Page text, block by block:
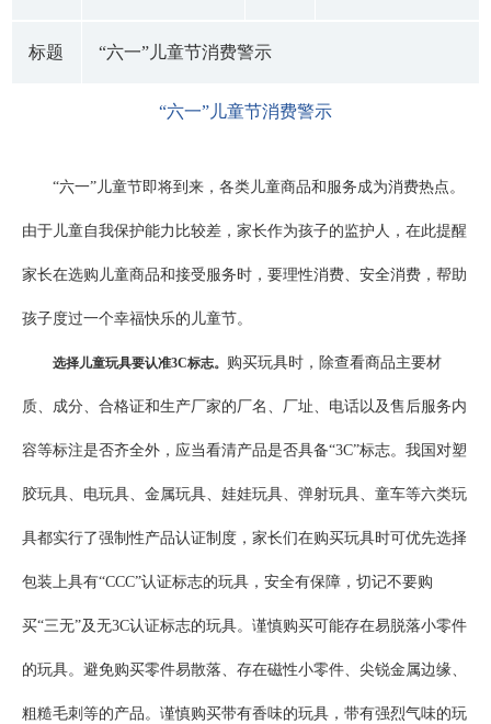
标题 “六一”儿童节消费警示
“六一”儿童节消费警示
“六一”儿童节即将到来，各类儿童商品和服务成为消费热点。
由于儿童自我保护能力比较差，家长作为孩子的监护人，在此提醒
家长在选购儿童商品和接受服务时，要理性消费、安全消费，帮助
孩子度过一个幸福快乐的儿童节。
选择儿童玩具要认准3C标志。 购买玩具时，除查看商品主要材
质、成分、合格证和生产厂家的厂名、厂址、电话以及售后服务内
容等标注是否齐全外，应当看清产品是否具备“3C”标志。我国对塑
胶玩具、电玩具、金属玩具、娃娃玩具、弹射玩具、童车等六类玩
具都实行了强制性产品认证制度，家长们在购买玩具时可优先选择
包装上具有“CCC”认证标志的玩具，安全有保障，切记不要购
买“三无”及无3C认证标志的玩具。谨慎购买可能存在易脱落小零件
的玩具。避免购买零件易散落、存在磁性小零件、尖锐金属边缘、
粗糙毛刺等的产品。谨慎购买带有香味的玩具，带有强烈气味的玩